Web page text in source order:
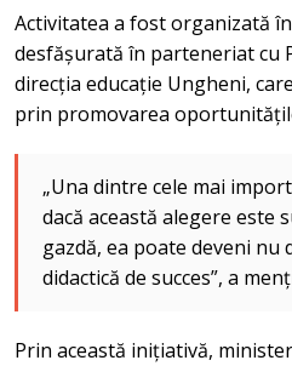
Activitatea a fost organizată
desfășurată în parteneriat cu
direcția educație Ungheni,
prin promovarea
„Una dintre cele mai
dacă această alegere este
gazdă, ea poate deveni
didactică de succes”, a
Prin această inițiativă,